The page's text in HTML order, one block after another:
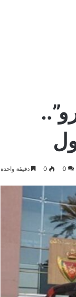
“بيتزا بـ200 يورو”..
0
0 دقيقة واحدة